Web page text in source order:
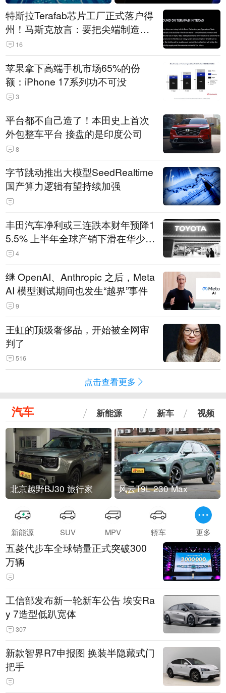
特斯拉Terafab芯片工厂正式落户得
州！马斯克放言：要把尖端制造带
回美国
16
苹果拿下高端手机市场65%的份
额：iPhone 17系列功不可没
3
平台都不自己造了！本田史上首次
外包整车平台 接盘的是印度公司
8
字节跳动推出大模型SeedRealtime
国产算力逻辑有望持续加强
丰田汽车净利或三连跌本财年预降1
5.5% 上半年全球产销下滑在华少卖
14.3万辆
4
继 OpenAI、Anthropic 之后，Meta
AI 模型测试期间也发生“越界”事件
9
王虹的顶级奢侈品，开始被全网审
判了
516
点击查看更多
汽车 新能源 新车 视频
北京越野BJ30 旅行家 风云T9L 230 Max
新能源 SUV MPV 轿车 更多
五菱代步车全球销量正式突破300
万辆
工信部发布新一轮新车公告 埃安Ra
y 7造型低趴宽体
307
新款智界R7申报图 换装半隐藏式门
把手